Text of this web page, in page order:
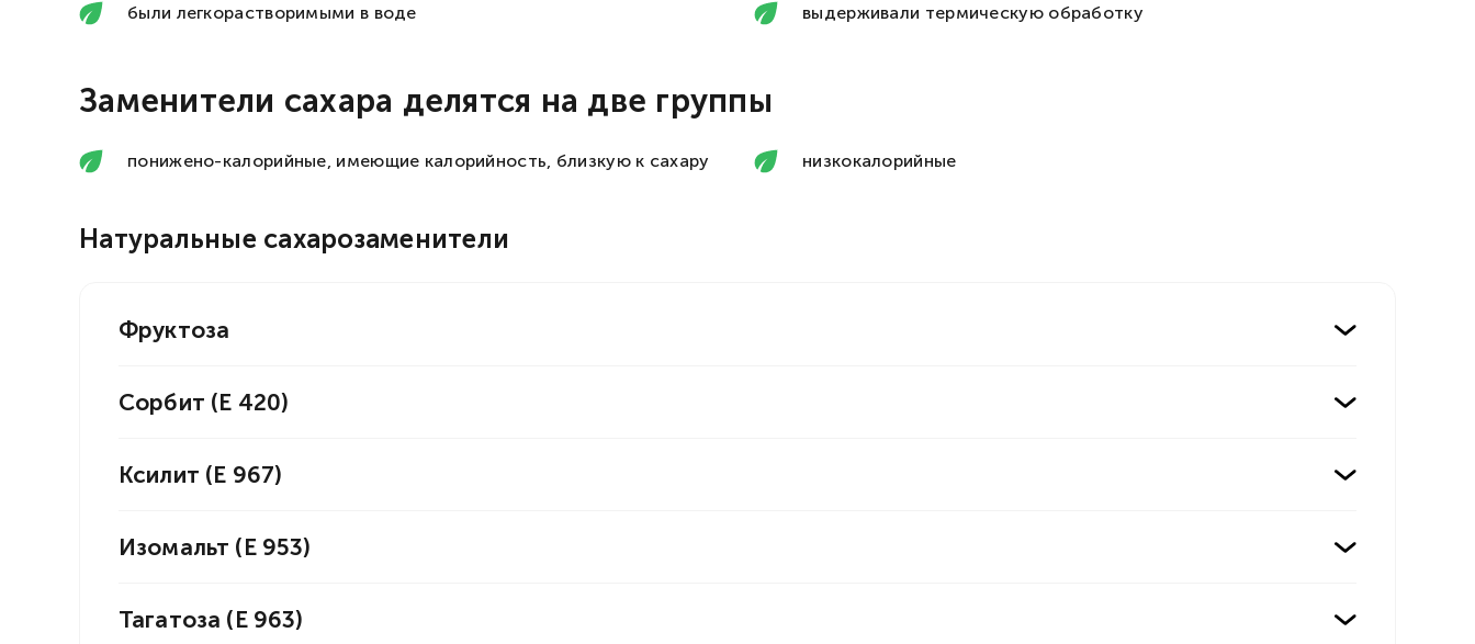
были легкорастворимыми в воде выдерживали термическую обработку
Заменители сахара делятся на две группы
понижено-калорийные, имеющие калорийность, близкую к сахару низкокалорийные
Натуральные сахарозаменители
Фруктоза
Сорбит (Е 420)
Ксилит (Е 967)
Изомальт (Е 953)
Тагатоза (Е 963)
Номер телефона
Запросить смс